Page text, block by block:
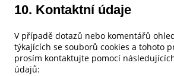
10. Kontaktní údaje
V případě dotazů nebo komentářů
týkajících se souborů cookies a tohoto
prosím kontaktujte pomocí
údajů: